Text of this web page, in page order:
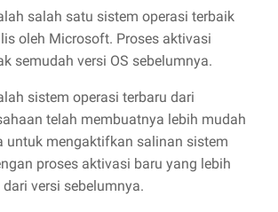
salah satu sistem operasi terbaik
oleh Microsoft. Proses aktivasi
semudah versi OS sebelumnya.
sistem operasi terbaru dari
telah membuatnya lebih mudah
untuk mengaktifkan salinan sistem
proses aktivasi baru yang lebih
versi sebelumnya.